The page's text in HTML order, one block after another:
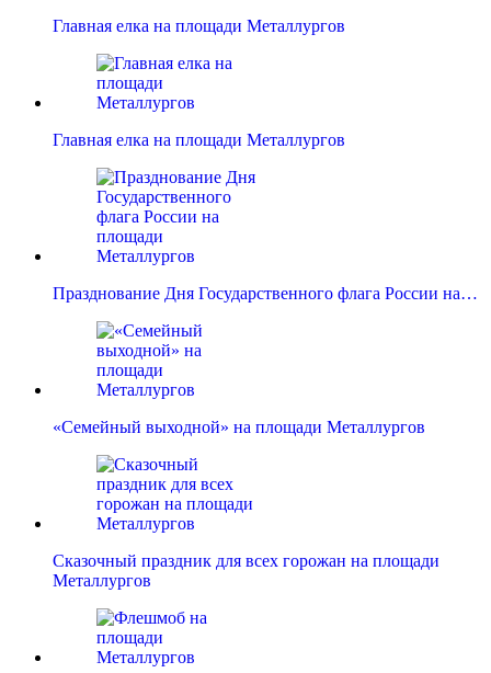
Главная елка на площади Металлургов
Главная елка на площади Металлургов
Празднование Дня Государственного флага России на…
«Семейный выходной» на площади Металлургов
Сказочный праздник для всех горожан на площади
Металлургов